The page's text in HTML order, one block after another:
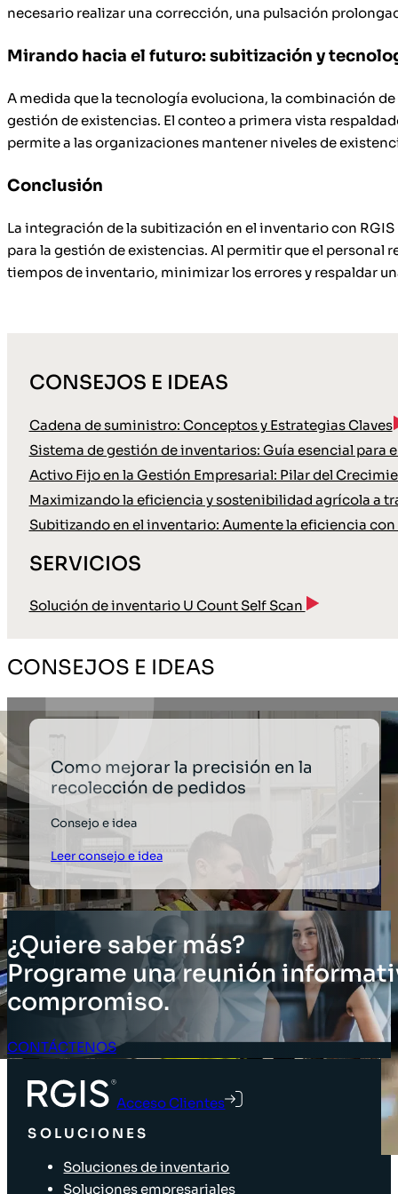
necesario realizar una corrección, una pulsación
Mirando hacia el futuro: subitización y
A medida que la tecnología evoluciona, la combinación
gestión de existencias. El conteo a primera vista
permite a las organizaciones mantener niveles de
Conclusión
La integración de la subitización en el inventario con
para la gestión de existencias. Al permitir que el personal
tiempos de inventario, minimizar los errores y respaldar
CONSEJOS E IDEAS
Cadena de suministro: Conceptos y Estrategias Claves
Sistema de gestión de inventarios: Guía esencial para
Activo Fijo en la Gestión Empresarial: Pilar del
Maximizando la eficiencia y sostenibilidad agrícola a
Subitizando en el inventario: Aumente la eficiencia con
SERVICIOS
Solución de inventario U Count Self Scan
CONSEJOS E IDEAS
Como mejorar la precisión en la
recolección de pedidos
Consejo e idea
Leer consejo e idea
¿Quiere saber más?
Programe una reunión
compromiso.
CONTÁCTENOS
Acceso Clientes
SOLUCIONES
Soluciones de inventario
Soluciones empresariales